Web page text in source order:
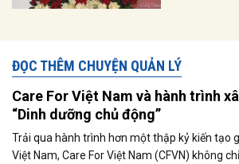
ĐỌC THÊM CHUYỆN QUẢN LÝ
Care For Việt Nam và hành trình
“Dinh dưỡng chủ động”
Trải qua hành trình hơn một thập kỷ kiến tạo
Việt Nam, Care For Việt Nam (CFVN) không